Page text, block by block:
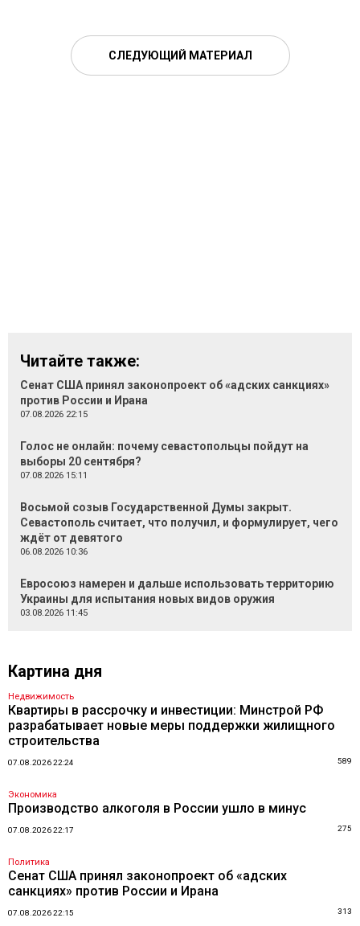
СЛЕДУЮЩИЙ МАТЕРИАЛ
Читайте также:
Сенат США принял законопроект об «адских санкциях»
против России и Ирана
07.08.2026 22:15
Голос не онлайн: почему севастопольцы пойдут на
выборы 20 сентября?
07.08.2026 15:11
Восьмой созыв Государственной Думы закрыт.
Севастополь считает, что получил, и формулирует, чего
ждёт от девятого
06.08.2026 10:36
Евросоюз намерен и дальше использовать территорию
Украины для испытания новых видов оружия
03.08.2026 11:45
Картина дня
Недвижимость
Квартиры в рассрочку и инвестиции: Минстрой РФ
разрабатывает новые меры поддержки жилищного
строительства
07.08.2026 22:24 589
Экономика
Производство алкоголя в России ушло в минус
07.08.2026 22:17 275
Политика
Сенат США принял законопроект об «адских
санкциях» против России и Ирана
07.08.2026 22:15 313